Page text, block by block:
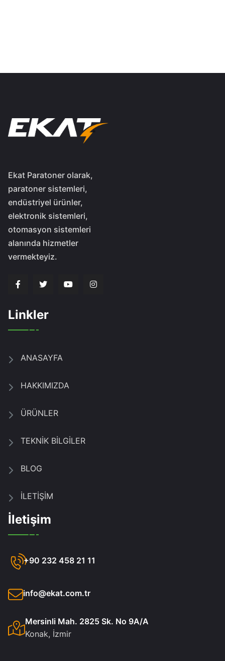
Ekat Paratoner olarak,
paratoner sistemleri,
endüstriyel ürünler,
elektronik sistemleri,
otomasyon sistemleri
alanında hizmetler
vermekteyiz.
Linkler
ANASAYFA
HAKKIMIZDA
ÜRÜNLER
TEKNİK BİLGİLER
BLOG
İLETİŞİM
İletişim
+90 232 458 21 11
info@ekat.com.tr
Mersinli Mah. 2825 Sk. No 9A/A
Konak, İzmir